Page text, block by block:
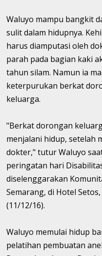
Waluyo mampu bangkit
sulit dalam hidupnya.
harus diamputasi oleh
parah pada bagian kaki
tahun silam. Namun ia
keterpurukan berkat
keluarga.
"Berkat dorongan
menjalani hidup, setelah
dokter," tutur Waluyo
peringatan hari
diselenggarakan
Semarang, di Hotel
(11/12/16).
Waluyo memulai hidup
pelatihan pembuatan